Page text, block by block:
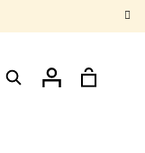
HledatPřihlášení